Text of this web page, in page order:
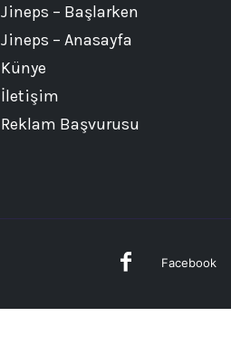
Jineps – Başlarken
Jineps – Anasayfa
Künye
İletişim
Reklam Başvurusu
Facebook